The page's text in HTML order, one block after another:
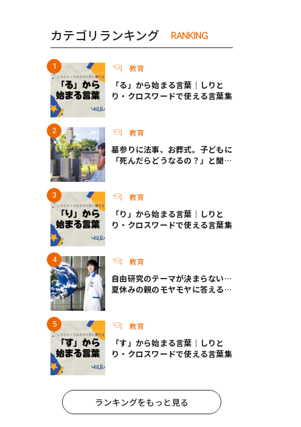
カテゴリランキング RANKING
教育
「る」から始まる言葉｜しりと
り・クロスワードで使える言葉集
教育
墓参りに法事、お葬式。子どもに
「死んだらどうなるの？」と聞か
教育
「り」から始まる言葉｜しりと
り・クロスワードで使える言葉集
教育
自由研究のテーマが決まらない…
夏休みの親のモヤモヤに答える！
教育
「す」から始まる言葉｜しりと
り・クロスワードで使える言葉集
ランキングをもっと見る